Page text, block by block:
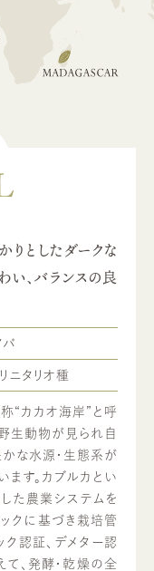
りとしたダークな
い、バランスの良
バ
ニタリオ種
“カカオ海岸”と呼
生動物が見られ自
な水源・生態系が
す。カブルカとい
た農業システムを
クに基づき栽培管
認証、デメター認
て、発酵・乾燥の全